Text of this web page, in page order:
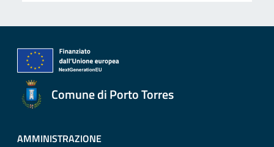
Comune di Porto Torres
AMMINISTRAZIONE